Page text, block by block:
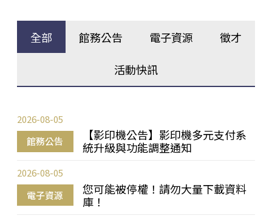
全部 館務公告 電子資源 徵才
活動快訊
館務公告
【影印機公告】影印機多元支付系
統升級與功能調整通知
2026-08-05
電子資源
您可能被停權！請勿大量下載資料
庫！
2026-08-05